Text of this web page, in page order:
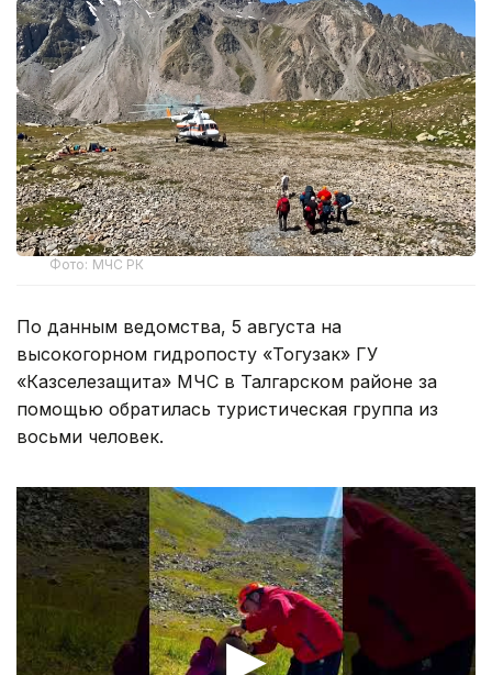
Фото: МЧС РК
По данным ведомства, 5 августа на
высокогорном гидропосту «Тогузак» ГУ
«Казселезащита» МЧС в Талгарском районе за
помощью обратилась туристическая группа из
восьми человек.